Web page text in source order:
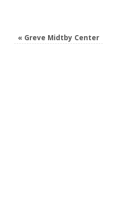
« Greve Midtby Center